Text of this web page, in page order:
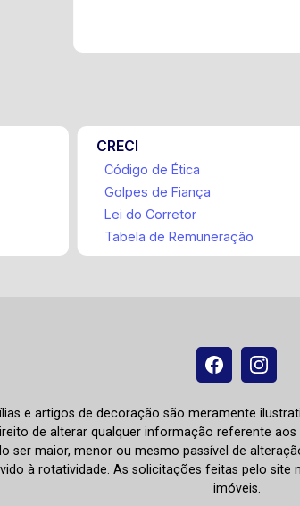
CRECI
Código de Ética
Golpes de Fiança
Lei do Corretor
Tabela de Remuneração
e artigos de decoração são meramente
de alterar qualquer informação referente
ser maior, menor ou mesmo passível de
à rotatividade. As solicitações feitas pelo
imóveis.